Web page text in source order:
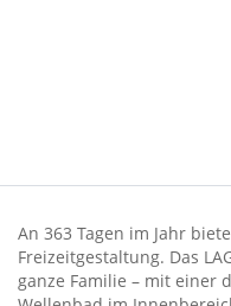
An 363 Tagen im Jahr
Freizeitgestaltung. Das
ganze Familie – mit einer